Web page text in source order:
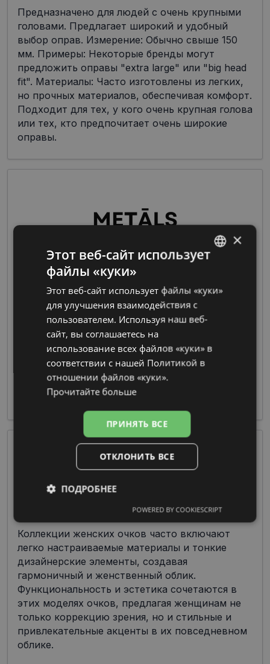
Предназначено для людей с очень крупными
головами. Предлагает широкий и удобный
выбор оправ. Измерение: Обычно свыше 150
мм. Примеры: Некоторые бренды могут
предложить оправы "extra large" или "big head
fit". Материалы: Часто изготовлены из легких,
но прочных материалов, обеспечивая комфорт.
Подходит для тех, у кого очень крупная голова
или тех, кто предпочитает очень широкие
оправы.
Металлические оправы обычно легче, прочнее
и гибче, чем пластиковые варианты,
предоставляя больше возможностей для
персонализации подгонки оправы и
обеспечивая пользователям индивидуальный и
настраиваемый опыт. Нержавеющая сталь,
сплавы с никелем или титан часто
используются при производстве оправ,
обеспечивая прочность в сочетании со
стильным дизайном.
Коллекции женских очков часто включают
легко настраиваемые материалы и тонкие
дизайнерские элементы, создавая
гармоничный и женственный облик.
Функциональность и эстетика сочетаются в
этих моделях очков, предлагая женщинам не
только коррекцию зрения, но и стильные и
привлекательные акценты в их повседневном
облике.
RUSSIAN
×
Этот веб-сайт использует
файлы «куки»
Этот веб-сайт использует файлы «куки»
для улучшения взаимодействия с
пользователем. Используя наш веб-
сайт, вы соглашаетесь на
использование всех файлов «куки» в
соответствии с нашей Политикой в ​​
отношении файлов «куки».
Прочитайте больше
ПРИНЯТЬ ВСЕ
ОТКЛОНИТЬ ВСЕ
ПОДРОБНЕЕ
Аналитические
Целевые Функциональные
Неклассифицированные
POWERED BY COOKIESCRIPT